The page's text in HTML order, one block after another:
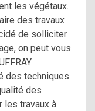
les végétaux.
des travaux
de solliciter
on peut vous
des techniques.
des
les travaux à